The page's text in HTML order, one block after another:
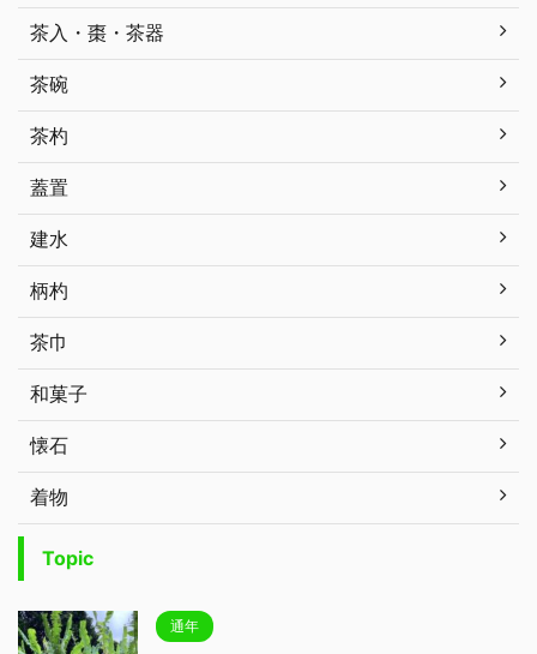
茶入・棗・茶器
茶碗
茶杓
蓋置
建水
柄杓
茶巾
和菓子
懐石
着物
Topic
通年